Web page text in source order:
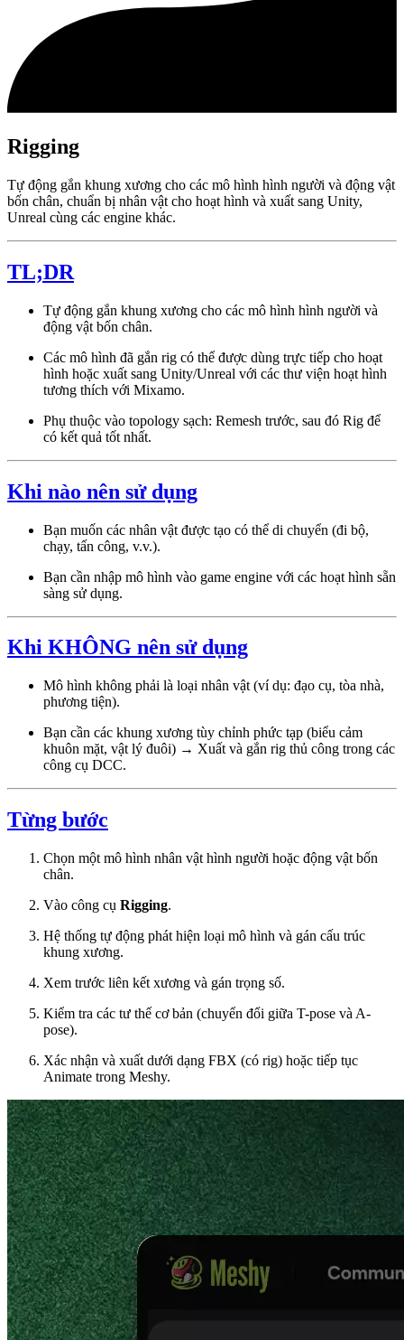
Rigging
Tự động gắn khung xương cho các mô hình hình người và động vật
bốn chân, chuẩn bị nhân vật cho hoạt hình và xuất sang Unity,
Unreal cùng các engine khác.
TL;DR
Tự động gắn khung xương cho các mô hình hình người và
động vật bốn chân.
Các mô hình đã gắn rig có thể được dùng trực tiếp cho hoạt
hình hoặc xuất sang Unity/Unreal với các thư viện hoạt hình
tương thích với Mixamo.
Phụ thuộc vào topology sạch: Remesh trước, sau đó Rig để
có kết quả tốt nhất.
Khi nào nên sử dụng
Bạn muốn các nhân vật được tạo có thể di chuyển (đi bộ,
chạy, tấn công, v.v.).
Bạn cần nhập mô hình vào game engine với các hoạt hình sẵn
sàng sử dụng.
Khi KHÔNG nên sử dụng
Mô hình không phải là loại nhân vật (ví dụ: đạo cụ, tòa nhà,
phương tiện).
Bạn cần các khung xương tùy chỉnh phức tạp (biểu cảm
khuôn mặt, vật lý đuôi) → Xuất và gắn rig thủ công trong các
công cụ DCC.
Từng bước
Chọn một mô hình nhân vật hình người hoặc động vật bốn
chân.
Vào công cụ Rigging.
Hệ thống tự động phát hiện loại mô hình và gán cấu trúc
khung xương.
Xem trước liên kết xương và gán trọng số.
Kiểm tra các tư thế cơ bản (chuyển đổi giữa T-pose và A-
pose).
Xác nhận và xuất dưới dạng FBX (có rig) hoặc tiếp tục
Animate trong Meshy.